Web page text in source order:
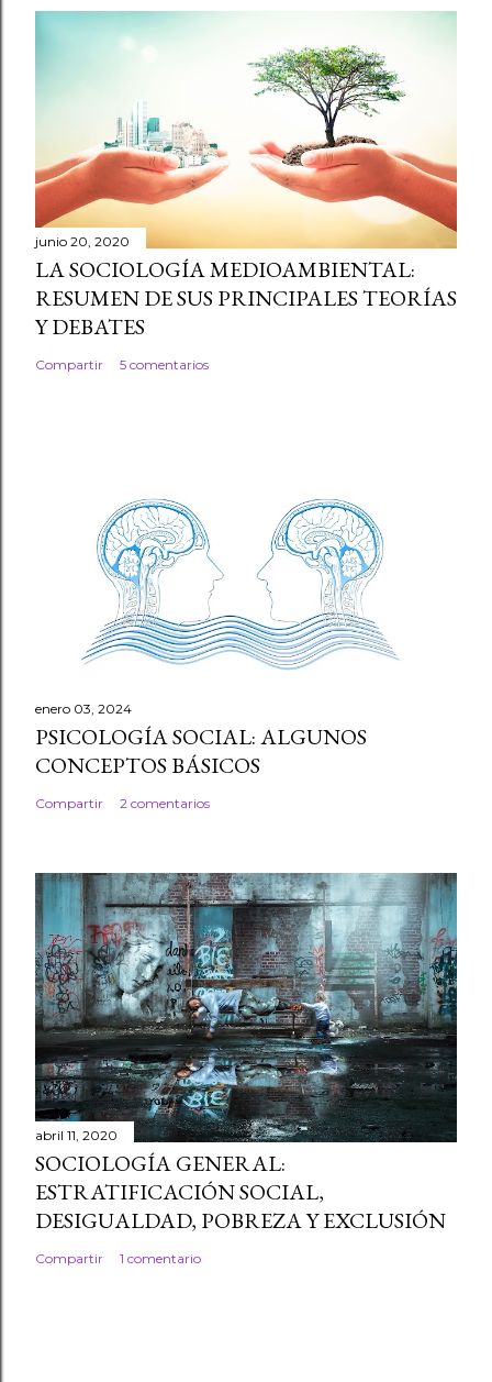
junio 20, 2020
LA SOCIOLOGÍA MEDIOAMBIENTAL:
RESUMEN DE SUS PRINCIPALES TEORÍAS
Y DEBATES
Compartir 5 comentarios
enero 03, 2024
PSICOLOGÍA SOCIAL: ALGUNOS
CONCEPTOS BÁSICOS
Compartir 2 comentarios
abril 11, 2020
SOCIOLOGÍA GENERAL:
ESTRATIFICACIÓN SOCIAL,
DESIGUALDAD, POBREZA Y EXCLUSIÓN
Compartir 1 comentario